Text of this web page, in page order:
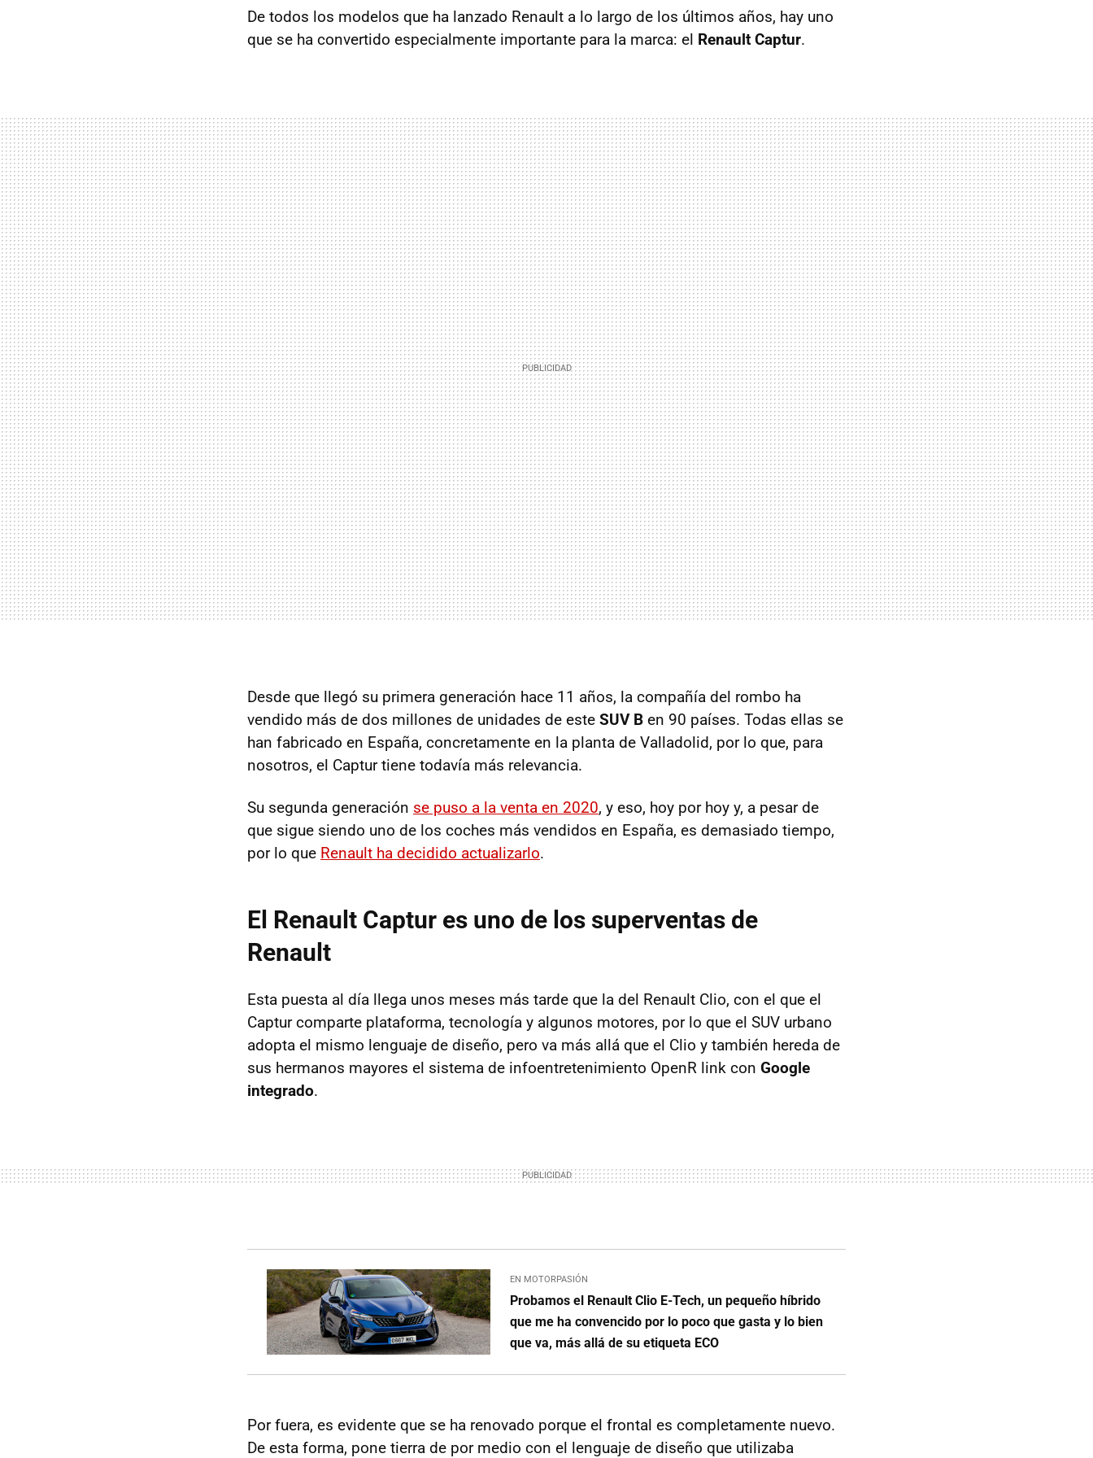
De todos los modelos que ha lanzado Renault a lo largo de los últimos años, hay uno
que se ha convertido especialmente importante para la marca: el Renault Captur.
Desde que llegó su primera generación hace 11 años, la compañía del rombo ha
vendido más de dos millones de unidades de este SUV B en 90 países. Todas ellas se
han fabricado en España, concretamente en la planta de Valladolid, por lo que, para
nosotros, el Captur tiene todavía más relevancia.
Su segunda generación se puso a la venta en 2020, y eso, hoy por hoy y, a pesar de
que sigue siendo uno de los coches más vendidos en España, es demasiado tiempo,
por lo que Renault ha decidido actualizarlo.
El Renault Captur es uno de los superventas de
Renault
Esta puesta al día llega unos meses más tarde que la del Renault Clio, con el que el
Captur comparte plataforma, tecnología y algunos motores, por lo que el SUV urbano
adopta el mismo lenguaje de diseño, pero va más allá que el Clio y también hereda de
sus hermanos mayores el sistema de infoentretenimiento OpenR link con Google
integrado.
EN MOTORPASIÓN
Probamos el Renault Clio E-Tech, un pequeño híbrido
que me ha convencido por lo poco que gasta y lo bien
que va, más allá de su etiqueta ECO
Por fuera, es evidente que se ha renovado porque el frontal es completamente nuevo.
De esta forma, pone tierra de por medio con el lenguaje de diseño que utilizaba